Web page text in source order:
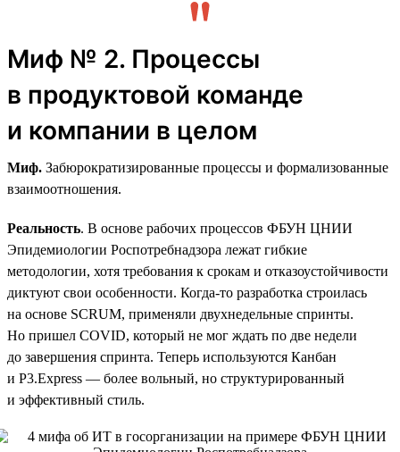
Миф № 2. Процессы
в продуктовой команде
и компании в целом
Миф. Забюрократизированные процессы и формализованные
взаимоотношения.
Реальность. В основе рабочих процессов ФБУН ЦНИИ
Эпидемиологии Роспотребнадзора лежат гибкие
методологии, хотя требования к срокам и отказоустойчивости
диктуют свои особенности. Когда-то разработка строилась
на основе SCRUM, применяли двухнедельные спринты.
Но пришел COVID, который не мог ждать по две недели
до завершения спринта. Теперь используются Канбан
и P3.Express — более вольный, но структурированный
и эффективный стиль.